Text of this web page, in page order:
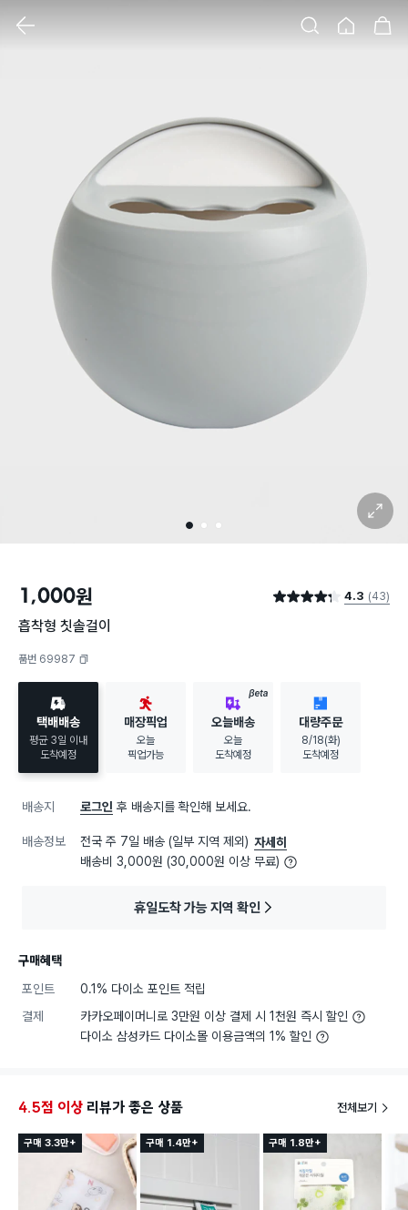
1 2 3
확대 보기
1,000원 별점 4.3점 4.3 (43)
흡착형 칫솔걸이
품번 69987
택배배송
평균 3일 이내
도착예정
매장픽업
오늘
픽업가능
BETA
오늘배송
오늘
도착예정
대량주문
8/18(화)
도착예정
배송지 로그인 후 배송지를 확인해 보세요.
배송정보 전국 주 7일 배송 (일부 지역 제외) 자세히
배송비 3,000원 (30,000원 이상 무료)
휴일도착 가능 지역 확인
구매혜택
포인트
0.1% 다이소 포인트 적립
결제
카카오페이머니로 3만원 이상 결제 시 1천원 즉시 할인
다이소 삼성카드 다이소몰 이용금액의 1% 할인
4.5점 이상 리뷰가 좋은 상품 전체보기
구매 3.3만+ 구매 1.4만+ 구매 1.8만+